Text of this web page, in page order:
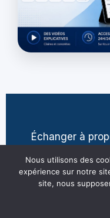
Échanger à
Nous utilisons des
expérience sur notre
site, nous